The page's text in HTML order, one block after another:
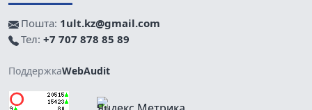
Пошта: 1ult.kz@gmail.com
Тел: +7 707 878 85 89
ПоддержкаWebAudit